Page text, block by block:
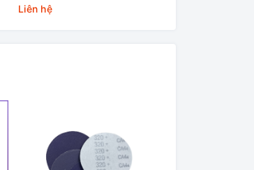
Liên hệ